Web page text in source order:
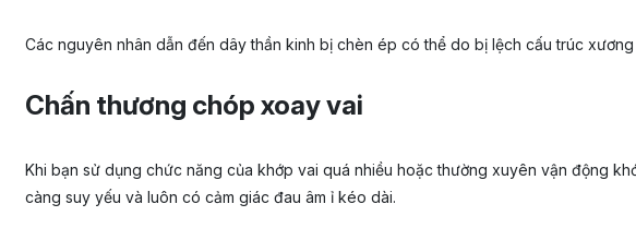
Các nguyên nhân dẫn đến dây thần kinh bị chèn ép có thể do bị lệch cấu trúc
Chấn thương chóp xoay vai
Khi bạn sử dụng chức năng của khớp vai quá nhiều hoặc thường xuyên vận động
càng suy yếu và luôn có cảm giác đau âm ỉ kéo dài.